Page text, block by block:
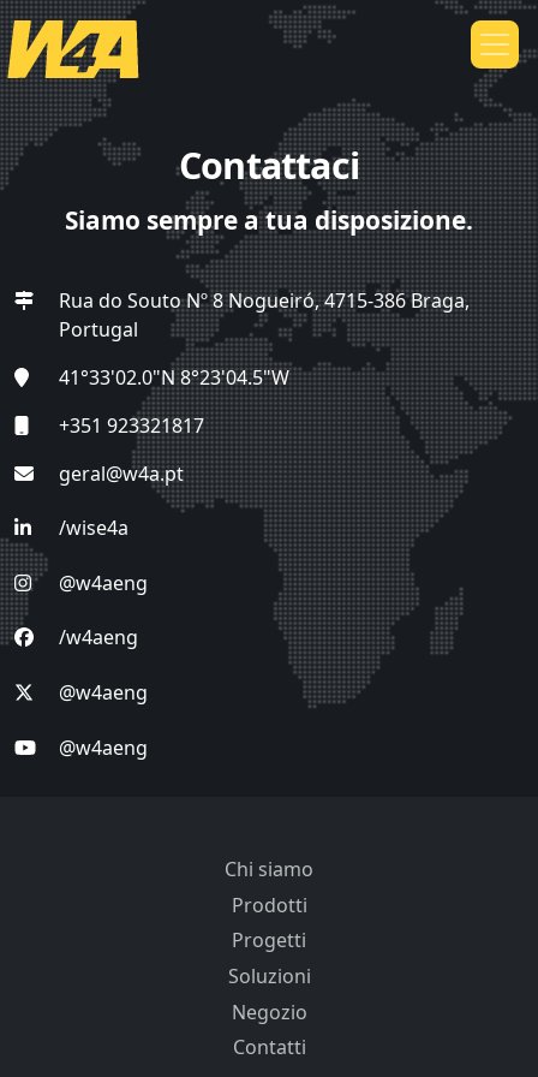
Contattaci
Siamo sempre a tua disposizione.
Rua do Souto Nº 8 Nogueiró, 4715-386 Braga,
Portugal
41°33'02.0"N 8°23'04.5"W
+351 923321817
geral@w4a.pt
/wise4a
@w4aeng
/w4aeng
@w4aeng
@w4aeng
Chi siamo
Prodotti
Progetti
Soluzioni
Negozio
Contatti